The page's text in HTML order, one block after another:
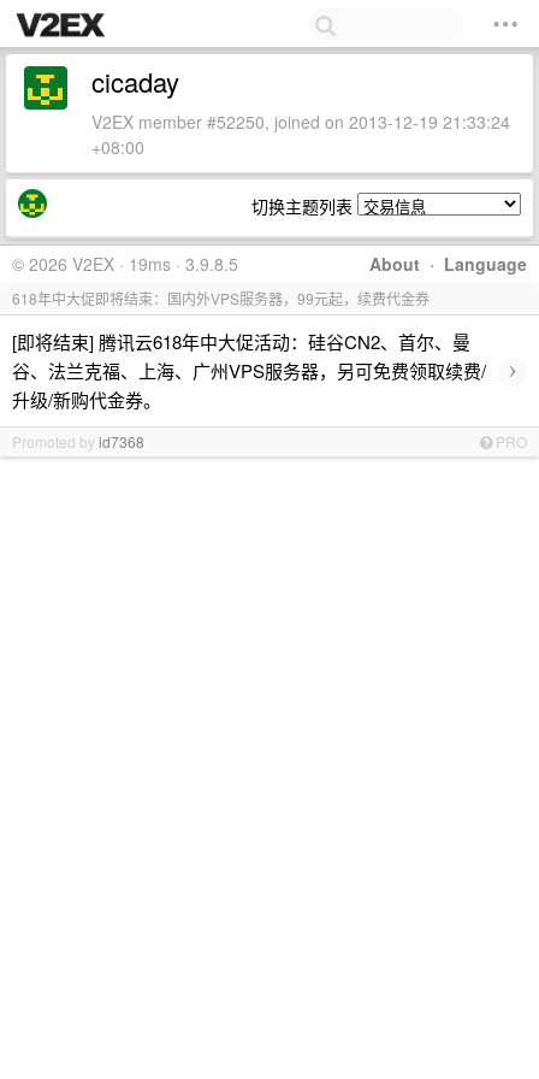
cicaday
V2EX member #52250, joined on 2013-12-19 21:33:24
+08:00
切换主题列表
About · Language
© 2026 V2EX · 19ms · 3.9.8.5
618年中大促即将结束：国内外VPS服务器，99元起，续费代金券
[即将结束] 腾讯云618年中大促活动：硅谷CN2、首尔、曼
谷、法兰克福、上海、广州VPS服务器，另可免费领取续费/
升级/新购代金券。
›
Promoted byid7368 PRO